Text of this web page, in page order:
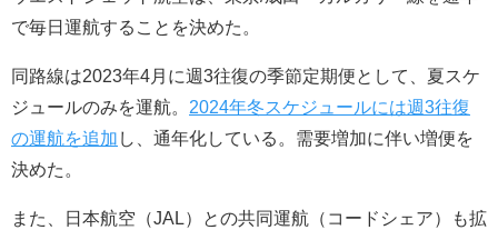
で毎日運航することを決めた。
同路線は2023年4月に週3往復の季節定期便として、夏スケ
ジュールのみを運航。 2024年冬スケジュールには週3往復
の運航を追加 し、通年化している。需要増加に伴い増便を
決めた。
また、日本航空（JAL）との共同運航（コードシェア）も拡